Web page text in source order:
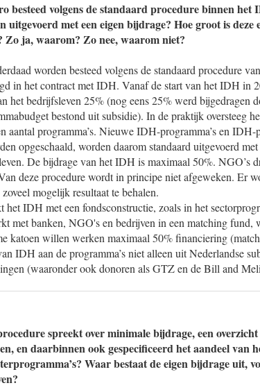
besteed volgens de standaard procedure binnen
uitgevoerd met een eigen bijdrage? Hoe groot is
Zo ja, waarom? Zo nee, waarom niet?
worden besteed volgens de standaard procedure
in het contract met IDH. Vanaf de start van het IDH in
het bedrijfsleven 25% (nog eens 25% werd bijgedragen
bestond uit subsidie). In de praktijk oversteeg
aantal programma’s. Nieuwe IDH-programma’s en IDH-
opgeschaald, worden daarom standaard uitgevoerd
De bijdrage van het IDH is maximaal 50%. NGO’s
deze procedure wordt in principe niet afgeweken. Er
mogelijk resultaat te behalen.
het IDH met een fondsconstructie, zoals in het
met banken, NGO's en bedrijven in een matching fund,
katoen willen werken maximaal 50% financiering
IDH aan de programma’s niet alleen uit Nederlandse
(waaronder ook donoren als GTZ en de Bill and
spreekt over minimale bijdrage, een overzicht
en daarbinnen ook gespecificeerd het aandeel van
Waar bestaat de eigen bijdrage uit,